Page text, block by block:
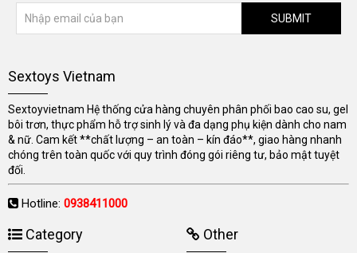
SUBMIT
Sextoys Vietnam
Sextoyvietnam Hệ thống cửa hàng chuyên phân phối bao cao su, gel
bôi trơn, thực phẩm hỗ trợ sinh lý và đa dạng phụ kiện dành cho nam
& nữ. Cam kết **chất lượng – an toàn – kín đáo**, giao hàng nhanh
chóng trên toàn quốc với quy trình đóng gói riêng tư, bảo mật tuyệt
đối.
Hotline: 0938411000
Category Other